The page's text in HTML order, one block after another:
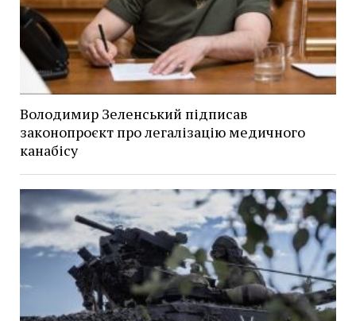
Володимир Зеленський підписав
законопроєкт про легалізацію медичного
канабісу